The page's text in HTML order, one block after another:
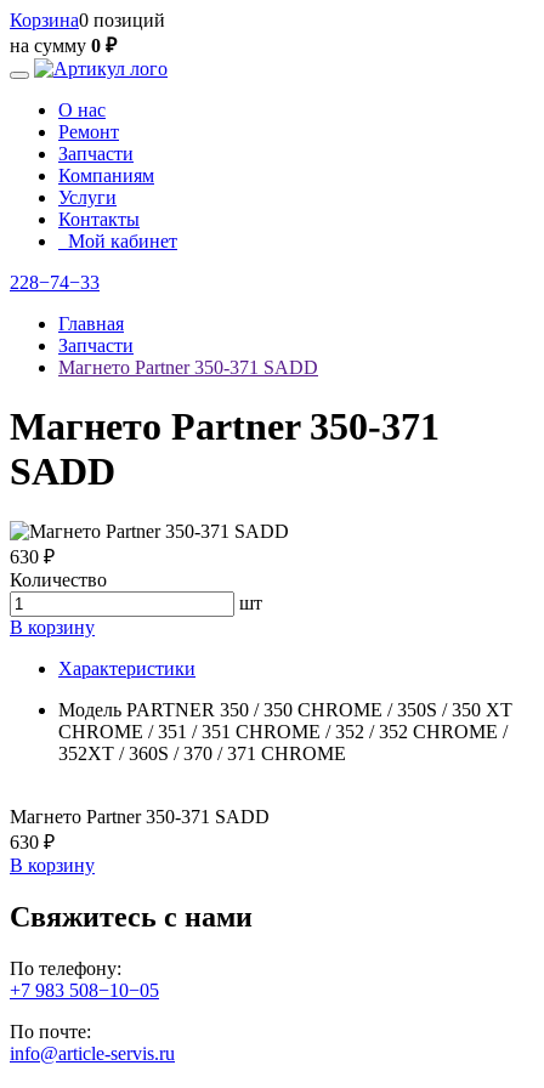
Корзина0 позиций
на сумму 0 ₽
О нас
Ремонт
Запчасти
Компаниям
Услуги
Контакты
Мой кабинет
228−74−33
Главная
Запчасти
Магнето Partner 350-371 SADD
Магнето Partner 350-371
SADD
630 ₽
Количество
шт
В корзину
Характеристики
Модель PARTNER 350 / 350 CHROME / 350S / 350 XT
CHROME / 351 / 351 CHROME / 352 / 352 CHROME /
352XT / 360S / 370 / 371 CHROME
Магнето Partner 350-371 SADD
630 ₽
В корзину
Свяжитесь с нами
По телефону:
+7 983 508−10−05
По почте:
info@article-servis.ru